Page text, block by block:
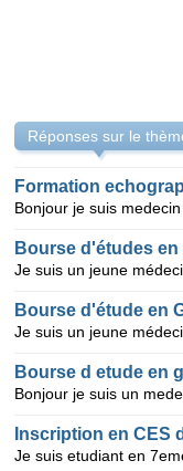
Réponses sur le
Bourse d'étude en
Bourse d etude en